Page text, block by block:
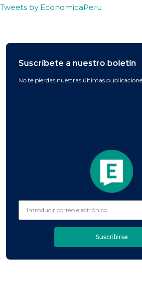
Tweets by EconomicaPeru
Suscríbete a nuestro boletín
No te pierdas nuestras últimas
Suscribirse